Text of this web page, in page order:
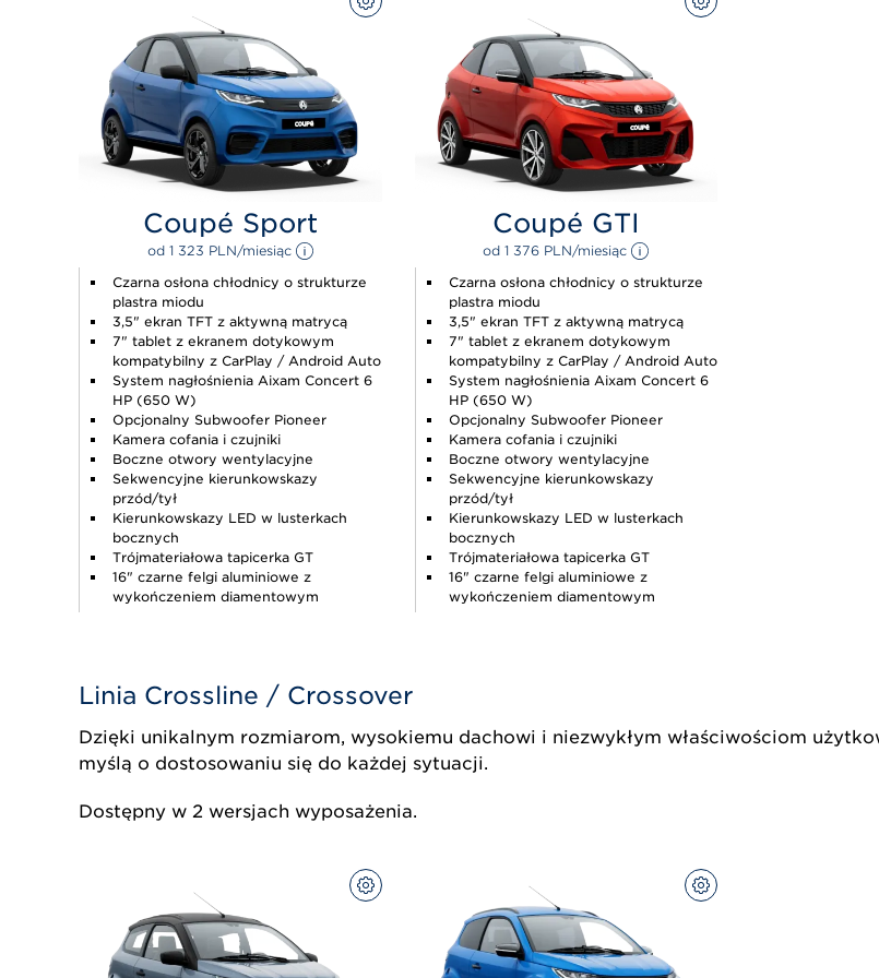
Coupé Sport
od 1 323 PLN/miesiąc
Czarna osłona chłodnicy o strukturze
plastra miodu
3,5" ekran TFT z aktywną matrycą
7" tablet z ekranem dotykowym
kompatybilny z CarPlay / Android Auto
System nagłośnienia Aixam Concert 6
HP (650 W)
Opcjonalny Subwoofer Pioneer
Kamera cofania i czujniki
Boczne otwory wentylacyjne
Sekwencyjne kierunkowskazy
przód/tył
Kierunkowskazy LED w lusterkach
bocznych
Trójmateriałowa tapicerka GT
16" czarne felgi aluminiowe z
wykończeniem diamentowym
Coupé GTI
od 1 376 PLN/miesiąc
Czarna osłona chłodnicy o strukturze
plastra miodu
3,5" ekran TFT z aktywną matrycą
7" tablet z ekranem dotykowym
kompatybilny z CarPlay / Android Auto
System nagłośnienia Aixam Concert 6
HP (650 W)
Opcjonalny Subwoofer Pioneer
Kamera cofania i czujniki
Boczne otwory wentylacyjne
Sekwencyjne kierunkowskazy
przód/tył
Kierunkowskazy LED w lusterkach
bocznych
Trójmateriałowa tapicerka GT
16" czarne felgi aluminiowe z
wykończeniem diamentowym
Linia Crossline / Crossover
Dzięki unikalnym rozmiarom, wysokiemu dachowi i niezwykłym właściwościom
myślą o dostosowaniu się do każdej sytuacji.
Dostępny w 2 wersjach wyposażenia.
SKONFIGURUJ SKONFIGURUJ